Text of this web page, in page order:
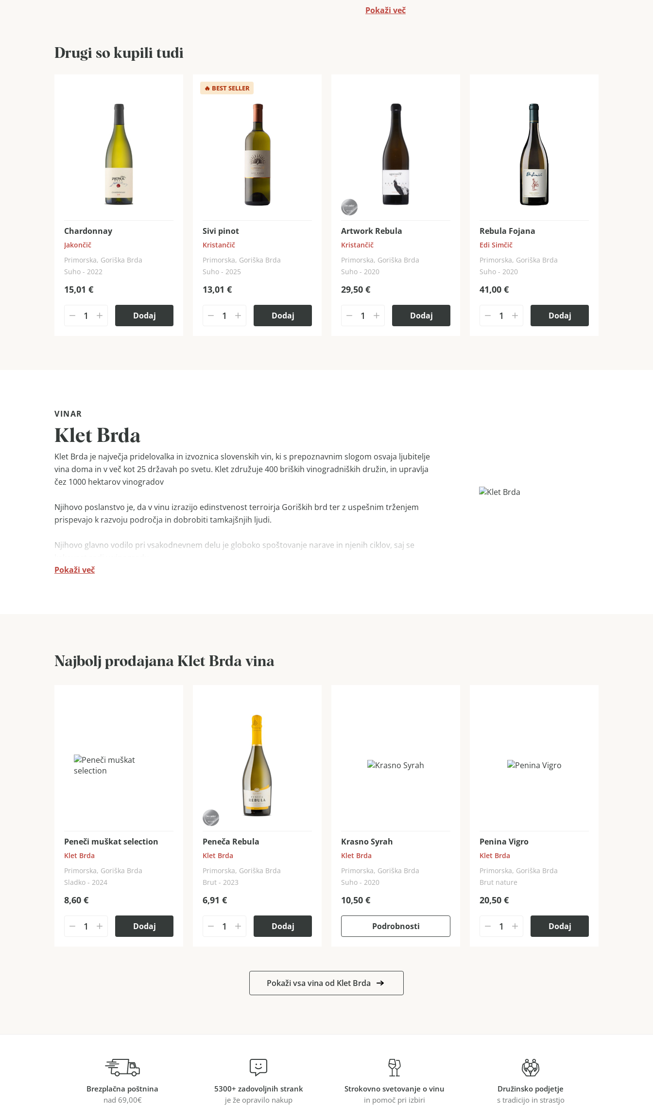
strukturno, mehko in hkrati zeliščno. Sadni, tropski okus sadja
Pokaži več
Drugi so kupili tudi
Chardonnay
Jakončič
Primorska, Goriška Brda
Suho - 2022
15,01 €
Dodaj
🔥 BEST SELLER
Sivi pinot
Kristančič
Primorska, Goriška Brda
Suho - 2025
13,01 €
Dodaj
Artwork Rebula
Kristančič
Primorska, Goriška Brda
Suho - 2020
29,50 €
Dodaj
Rebula Fojana
Edi Simčič
Primorska, Goriška Brda
Suho - 2020
41,00 €
Dodaj
VINAR
Klet Brda
Klet Brda je največja pridelovalka in izvoznica slovenskih vin, ki s prepoznavnim slogom osvaja ljubitelje
vina doma in v več kot 25 državah po svetu. Klet združuje 400 briških vinogradniških družin, in upravlja
čez 1000 hektarov vinogradov
Njihovo poslanstvo je, da v vinu izrazijo edinstvenost terroirja Goriških brd ter z uspešnim trženjem
prispevajo k razvoju področja in dobrobiti tamkajšnjih ljudi.
Njihovo glavno vodilo pri vsakodnevnem delu je globoko spoštovanje narave in njenih ciklov, saj se
Kvaliteto njihovih vin zagotavlja že dolgoročno sodelovanje z najuspešnejšimi slovenskimi enologi.
Pokaži več
Najbolj prodajana Klet Brda vina
Peneči muškat selection
Klet Brda
Primorska, Goriška Brda
Sladko - 2024
8,60 €
Dodaj
Peneča Rebula
Klet Brda
Primorska, Goriška Brda
Brut - 2023
6,91 €
Dodaj
Krasno Syrah
Klet Brda
Primorska, Goriška Brda
Suho - 2020
10,50 €
Podrobnosti
Penina Vigro
Klet Brda
Primorska, Goriška Brda
Brut nature
20,50 €
Dodaj
Pokaži vsa vina od Klet Brda
Brezplačna poštnina
nad 69,00€
5300+ zadovoljnih strank
je že opravilo nakup
Strokovno svetovanje o vinu
in pomoč pri izbiri
Družinsko podjetje
s tradicijo in strastjo